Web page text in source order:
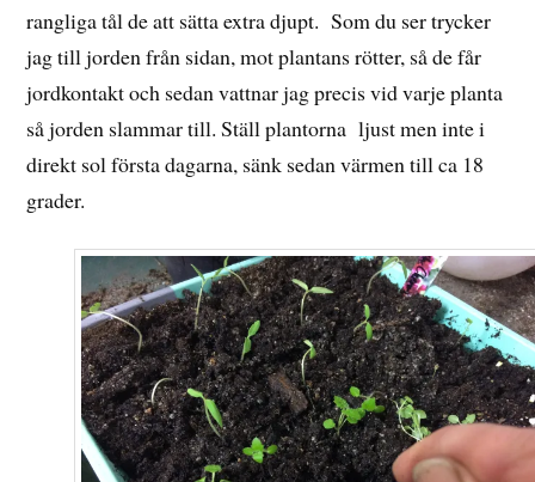
rangliga tål de att sätta extra djupt. Som du ser trycker
jag till jorden från sidan, mot plantans rötter, så de får
jordkontakt och sedan vattnar jag precis vid varje planta
så jorden slammar till. Ställ plantorna ljust men inte i
direkt sol första dagarna, sänk sedan värmen till ca 18
grader.